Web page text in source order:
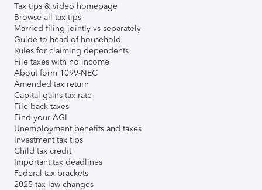
Tax tips & video homepage
Browse all tax tips
Married filing jointly vs separately
Guide to head of household
Rules for claiming dependents
File taxes with no income
About form 1099-NEC
Amended tax return
Capital gains tax rate
File back taxes
Find your AGI
Unemployment benefits and taxes
Investment tax tips
Child tax credit
Important tax deadlines
Federal tax brackets
2025 tax law changes